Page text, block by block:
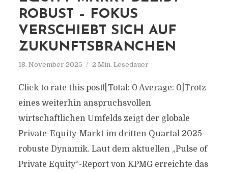
ROBUST – FOKUS
VERSCHIEBT SICH AUF
ZUKUNFTSBRANCHEN
18. November 2025 2 Min. Lesedauer
Click to rate this post![Total: 0 Average: 0]Trotz
eines weiterhin anspruchsvollen
wirtschaftlichen Umfelds zeigt der globale
Private-Equity-Markt im dritten Quartal 2025
robuste Dynamik. Laut dem aktuellen „Pulse of
Private Equity“-Report von KPMG erreichte das